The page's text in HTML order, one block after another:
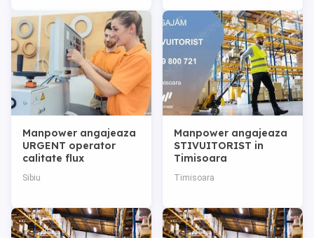
Manpower angajeaza
URGENT operator
calitate flux
Sibiu
Manpower angajeaza
STIVUITORIST in
Timisoara
Timisoara